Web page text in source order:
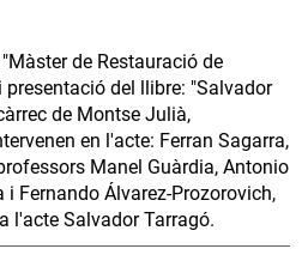
de Restauració de
del llibre: "Salvador
de Montse Julià,
en l'acte: Ferran Sagarra,
Manel Guàrdia, Antonio
i Fernando Álvarez-Prozorovich,
l'acte Salvador Tarragó.